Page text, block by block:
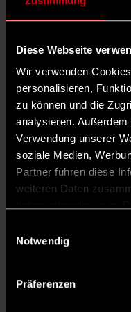
Diese Webseite
Wir verwenden
personalisieren,
zu können und die
analysieren.
Verwendung unserer
soziale Medien,
Partner führen diese
weiteren Daten
Notwendig
Präferenzen
nach den
1933 gehörte er
arbeitete an der
Wels' gegen das
Von Juni 1933 an
gesucht, am 6.
Verbot der SPD,
lehnte er ab. Den
in den